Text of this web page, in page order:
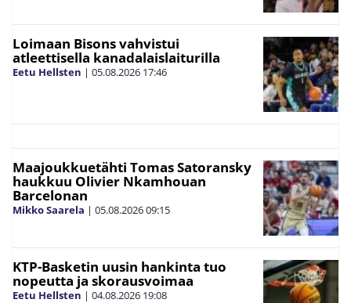
Loimaan Bisons vahvistui
atleettisella kanadalaislaiturilla
Eetu Hellsten | 05.08.2026 17:46
Maajoukkuetähti Tomas Satoransky
haukkuu Olivier Nkamhouan
Barcelonan
Mikko Saarela | 05.08.202609:15
KTP-Basketin uusin hankinta tuo
nopeutta ja skorausvoimaa
Eetu Hellsten | 04.08.2026 19:08